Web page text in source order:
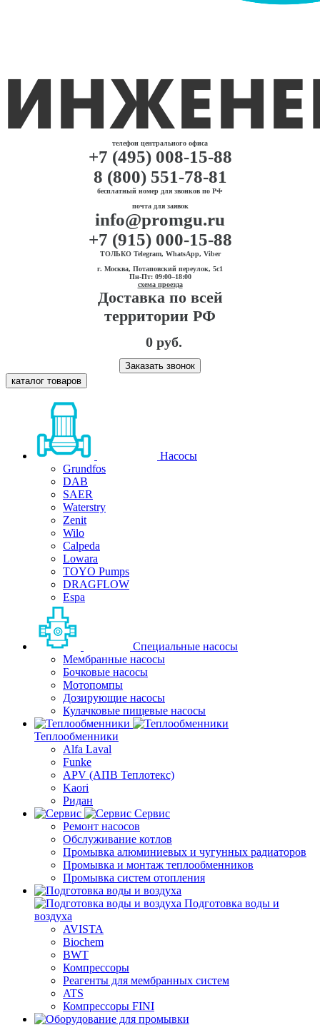
телефон центрального офиса
+7 (495) 008-15-88
8 (800) 551-78-81
бесплатный номер для звонков по РФ
почта для заявок
info@promgu.ru
+7 (915) 000-15-88
ТОЛЬКО Telegram, WhatsApp, Viber
г. Москва, Потаповский переулок, 5с1
Пн-Пт: 09:00–18:00
схема проезда
Доставка по всей
территории РФ
0 руб.
Заказать звонок
каталог товаров
Насосы
Grundfos
DAB
SAER
Waterstry
Zenit
Wilo
Calpeda
Lowara
TOYO Pumps
DRAGFLOW
Espa
Специальные насосы
Мембранные насосы
Бочковые насосы
Мотопомпы
Дозирующие насосы
Кулачковые пищевые насосы
Теплообменники
Alfa Laval
Funke
APV (АПВ Теплотекс)
Kaori
Ридан
Сервис
Ремонт насосов
Обслуживание котлов
Промывка алюминиевых и чугунных радиаторов
Промывка и монтаж теплообменников
Промывка систем отопления
Подготовка воды и
воздуха
AVISTA
Biochem
BWT
Компрессоры
Реагенты для мембранных систем
ATS
Компрессоры FINI